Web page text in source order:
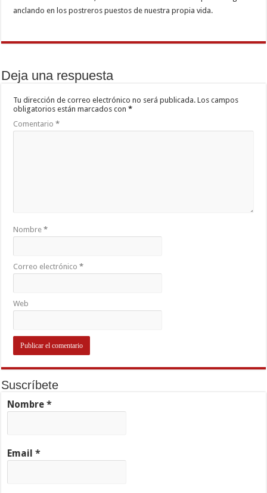
anclando en los postreros puestos de nuestra propia vida.
Deja una respuesta
Tu dirección de correo electrónico no será publicada. Los campos
obligatorios están marcados con*
Comentario*
Nombre*
Correo electrónico*
Web
Suscríbete
Nombre*
Email*